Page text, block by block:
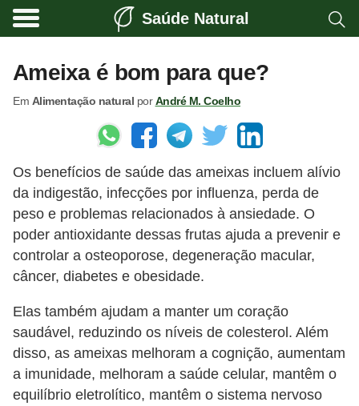
Saúde Natural
Ameixa é bom para que?
Em Alimentação natural porAndré M. Coelho
Os benefícios de saúde das ameixas incluem alívio
da indigestão, infecções por influenza, perda de
peso e problemas relacionados à ansiedade. O
poder antioxidante dessas frutas ajuda a prevenir e
controlar a osteoporose, degeneração macular,
câncer, diabetes e obesidade.
Elas também ajudam a manter um coração
saudável, reduzindo os níveis de colesterol. Além
disso, as ameixas melhoram a cognição, aumentam
a imunidade, melhoram a saúde celular, mantêm o
equilíbrio eletrolítico, mantêm o sistema nervoso
A
i
m
t
a
ç
ã
o
a
t
u
r